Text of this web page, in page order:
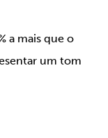
a mais que o
um tom